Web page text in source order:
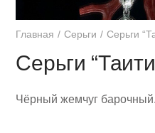
Главная Серьги Серьги
Серьги
Чёрный жемчуг